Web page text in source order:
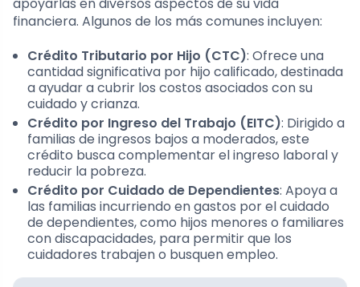
apoyarlas en diversos aspectos de su vida
financiera. Algunos de los más comunes incluyen:
Crédito Tributario por Hijo (CTC): Ofrece una
cantidad significativa por hijo calificado, destinada
a ayudar a cubrir los costos asociados con su
cuidado y crianza.
Crédito por Ingreso del Trabajo (EITC): Dirigido a
familias de ingresos bajos a moderados, este
crédito busca complementar el ingreso laboral y
reducir la pobreza.
Crédito por Cuidado de Dependientes: Apoya a
las familias incurriendo en gastos por el cuidado
de dependientes, como hijos menores o familiares
con discapacidades, para permitir que los
cuidadores trabajen o busquen empleo.